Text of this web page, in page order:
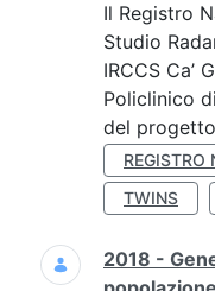
Il Registro
Studio
IRCCS Ca’
Policlinico
del
REGISTRO
TWINS
2018 -